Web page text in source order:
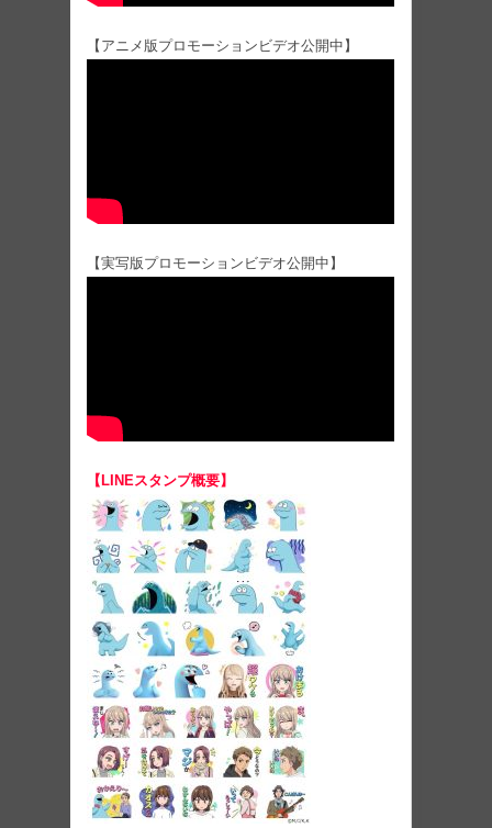
【アニメ版プロモーションビデオ公開中】
【実写版プロモーションビデオ公開中】
【LINEスタンプ概要】